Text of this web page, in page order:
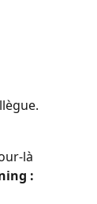
là
: